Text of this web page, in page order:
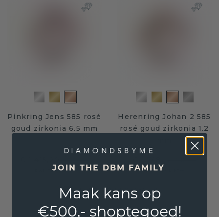
Pinkring Jens 585 rosé
goud zirkonia 6.5 mm
Excl. Tax & BTW
Herenring Johan 2 585
rosé goud zirkonia 1.2
Excl. Tax & BTW
Levenslange garantie
JOIN THE DBM FAMILY
Maak kans op
€500,- shoptegoed!